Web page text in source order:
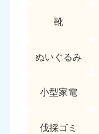
靴
ぬいぐるみ
小型家電
伐採ゴミ
050-1881-
9:00〜19:00 年
050-1881-
9:00〜19:00 年中
静岡県